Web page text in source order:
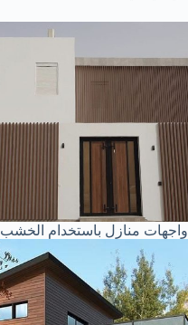
واجهات منازل باستخدام الخشب